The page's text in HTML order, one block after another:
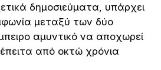
δημοσιεύματα, υπάρχει
μεταξύ των δύο
αμυντικό να αποχωρεί
από οκτώ χρόνια